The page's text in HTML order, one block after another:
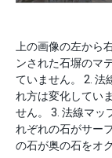
上の画像の左から
ンされた石塀のマ
ていません。 2. 法
れ方は変化してい
せん。 3. 法線マッ
れぞれの石がサー
の石が奥の石をオ